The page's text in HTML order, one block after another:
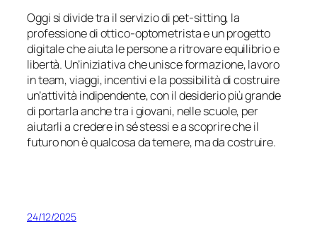
Oggi si divide tra il servizio di pet-sitting, la
professione di ottico-optometrista e un progetto
digitale che aiuta le persone a ritrovare equilibrio e
libertà. Un’iniziativa che unisce formazione, lavoro
in team, viaggi, incentivi e la possibilità di costruire
un’attività indipendente, con il desiderio più grande
di portarla anche tra i giovani, nelle scuole, per
aiutarli a credere in sé stessi e a scoprire che il
futuro non è qualcosa da temere, ma da costruire.
24/12/2025